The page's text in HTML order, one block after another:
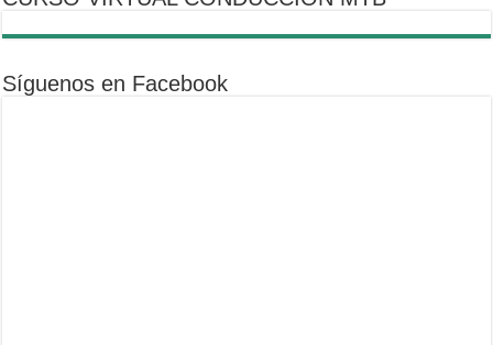
Síguenos en Facebook